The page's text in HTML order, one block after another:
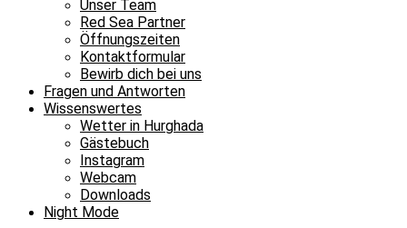
Unser Team
Red Sea Partner
Öffnungszeiten
Kontaktformular
Bewirb dich bei uns
Fragen und Antworten
Wissenswertes
Wetter in Hurghada
Gästebuch
Instagram
Webcam
Downloads
Night Mode